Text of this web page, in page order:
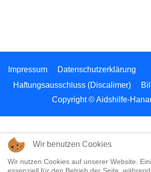
Impressum
Datenschutzerklärung
Haftungsausschluss (Discalimer)
Copyright © Aidshilfe-
Wir benutzen Cookies
Wir nutzen Cookies auf unserer Website.